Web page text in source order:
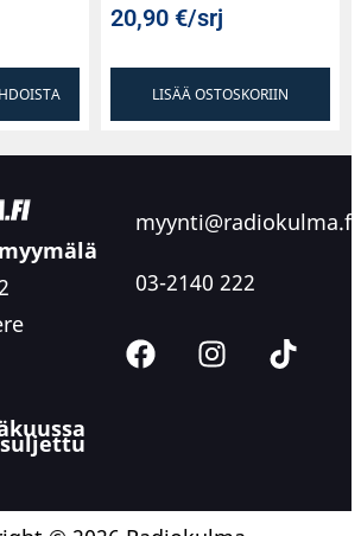
20,90€/srj
LISÄÄ OSTOSKORIIN
myynti@radiokulma.fi
03-2140 222